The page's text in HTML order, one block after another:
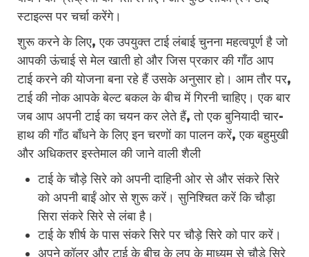
स्टाइल्स पर चर्चा करेंगे।
शुरू करने के लिए, एक उपयुक्त टाई लंबाई चुनना महत्वपूर्ण है जो
आपकी ऊंचाई से मेल खाती हो और जिस प्रकार की गाँठ आप
टाई करने की योजना बना रहे हैं उसके अनुसार हो। आम तौर पर,
टाई की नोक आपके बेल्ट बकल के बीच में गिरनी चाहिए। एक बार
जब आप अपनी टाई का चयन कर लेते हैं, तो एक बुनियादी चार-
हाथ की गाँठ बाँधने के लिए इन चरणों का पालन करें, एक बहुमुखी
और अधिकतर इस्तेमाल की जाने वाली शैली
टाई के चौड़े सिरे को अपनी दाहिनी ओर से और संकरे सिरे
को अपनी बाईं ओर से शुरू करें। सुनिश्चित करें कि चौड़ा
सिरा संकरे सिरे से लंबा है।
टाई के शीर्ष के पास संकरे सिरे पर चौड़े सिरे को पार करें।
अपने कॉलर और टाई के बीच के लूप के माध्यम से चौड़े सिरे